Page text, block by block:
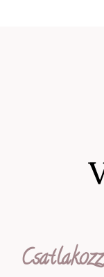
Csatlakozz